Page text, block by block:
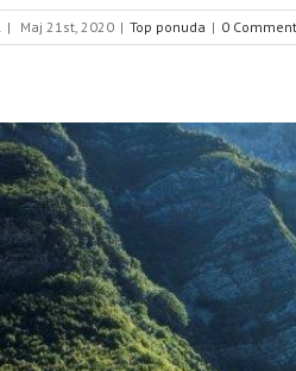
| Maj 21st, 2020 | Top ponuda | 0